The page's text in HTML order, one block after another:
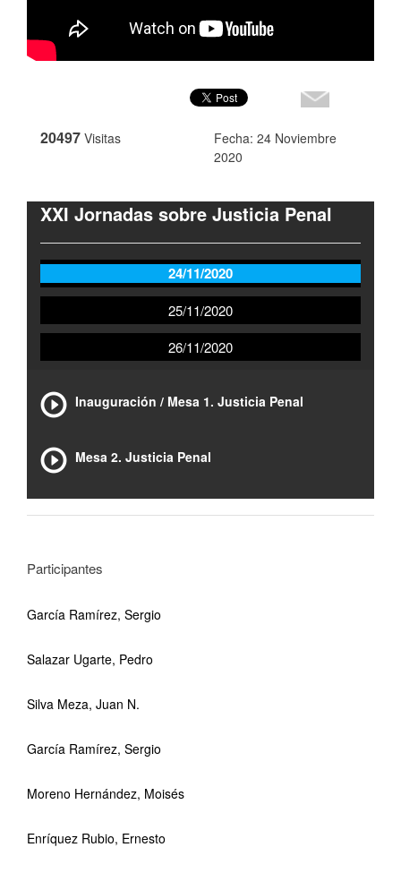
20497 Visitas
Fecha: 24 Noviembre
2020
XXI Jornadas sobre Justicia Penal
24/11/2020
25/11/2020
26/11/2020
Inauguración / Mesa 1. Justicia Penal
Mesa 2. Justicia Penal
Participantes
García Ramírez, Sergio
Salazar Ugarte, Pedro
Silva Meza, Juan N.
García Ramírez, Sergio
Moreno Hernández, Moisés
Enríquez Rubio, Ernesto